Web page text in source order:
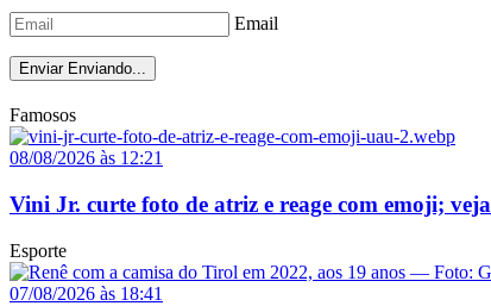
Email
Enviar Enviando...
Famosos
08/08/2026 às 12:21
Vini Jr. curte foto de atriz e reage com emoji; veja
Esporte
07/08/2026 às 18:41